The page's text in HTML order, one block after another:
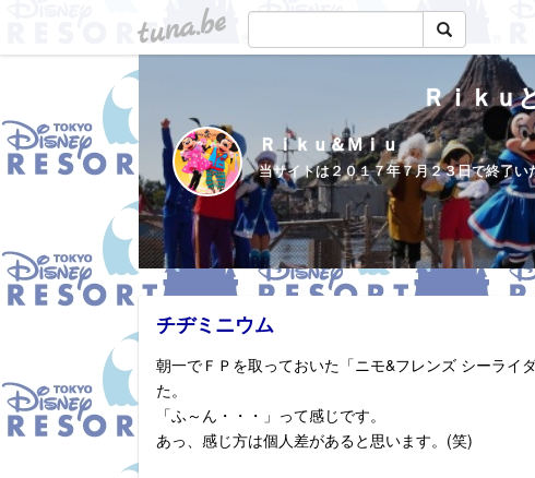
tuna.be
Ｒｉｋｕ
Ｒｉｋｕ＆Ｍｉｕ
チヂミニウム
朝一でＦＰを取っておいた「ニモ&フレンズ シーライ
た。
「ふ～ん・・・」って感じです。
あっ、感じ方は個人差があると思います。(笑)